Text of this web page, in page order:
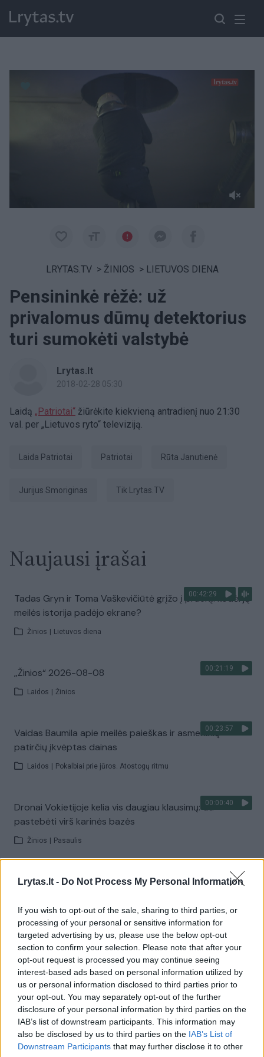
Lrytas.lt - Do Not Process My Personal Information
If you wish to opt-out of the sale, sharing to third parties, or
processing of your personal or sensitive information for
targeted advertising by us, please use the below opt-out
section to confirm your selection. Please note that after your
opt-out request is processed you may continue seeing
interest-based ads based on personal information utilized by
us or personal information disclosed to third parties prior to
your opt-out. You may separately opt-out of the further
disclosure of your personal information by third parties on the
IAB’s list of downstream participants. This information may
also be disclosed by us to third parties on the IAB’s List of
Downstream Participants that may further disclose it to other
LRYTAS.TV > ŽINIOS > LIETUVOS DIENA
Pensininkė rėžė: už
privalomus dūmų detektorius
turi sumokėti valstybė
Lrytas.lt
2018-02-28 05:30
Laidą „Patriotai“ žiūrėkite kiekvieną antradienį nuo 21:30
val. per „Lietuvos ryto“ televiziją.
laida Patriotai patriotai Rūta Janutienė
Jurijus Smoriginas tik Lrytas.TV
Naujausi įrašai
00:42:29
Tadas Gryn ir Toma Vaškevičiūtė grįžo į praeitį: kodėl jų
meilės istorija padėjo ekrane?
Žinios Lietuvos diena
00:21:19
„Žinios“ 2026-08-08
Laidos Žinios
00:23:57
Vaidas Baumila apie meilės paieškas ir asmeninių
patirčių įkvėptas dainas
Laidos Pokalbiai prie jūros. Atostogų ritmu
00:00:40
Dronai Vokietijoje kelia vis daugiau klausimų: du
pastebėti virš karinės bazės
Žinios Pasaulis
Visi įrašai
Žiūrimiausi įrašai
00:00:30
Vaizdai iš tragiškos avarijos Vilniaus r.: dviejų moterų ir
vaiko gyvybių išgelbėti nepavyko
Žinios | Lietuvos diena
00:00:57
Savaitės vidurys nusimato karštas: temperatūra kils iki